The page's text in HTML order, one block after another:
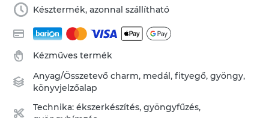
Késztermék, azonnal szállítható
Kézműves termék
Anyag/Összetevőcharm, medál,fityegő,gyöngy,
könyvjelzőalap
Technika:ékszerkészítés,gyöngyfűzés,